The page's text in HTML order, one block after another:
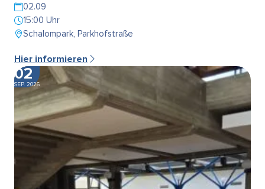
02.09
15:00 Uhr
Schalompark, Parkhofstraße
Hier informieren
02
SEP. 2026